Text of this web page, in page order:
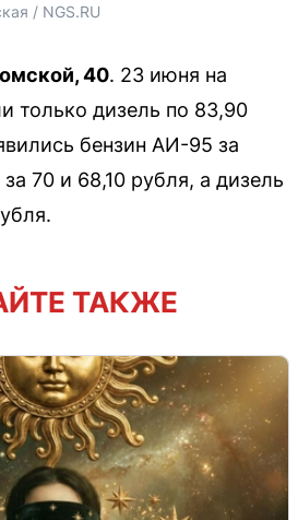
/ NGS.RU
40. 23 июня на
только дизель по 83,90
бензин АИ-95 за
70 и 68,10 рубля, а дизель
ТАКЖЕ